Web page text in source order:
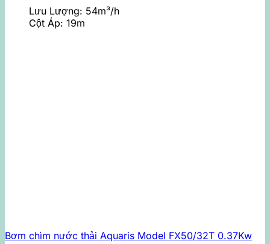
Lưu Lượng: 54m³/h
Cột Áp: 19m
Bơm chìm nước thải Aquaris Model FX50/32T 0.37Kw